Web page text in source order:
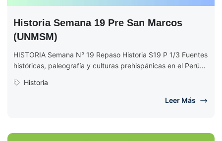
Historia Semana 19 Pre San Marcos
(UNMSM)
HISTORIA Semana N° 19 Repaso Historia S19 P 1/3 Fuentes
históricas, paleografía y culturas prehispánicas en el Perú
Historia
Leer Más